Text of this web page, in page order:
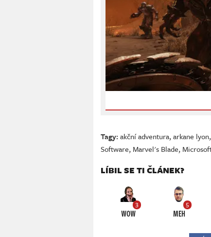
Tagy:akční adventura,arkane lyon,
Software, Marvel's Blade,
LÍBIL SE TI ČLÁNEK?
3
WOW
5
MEH